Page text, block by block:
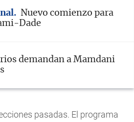
Nuevo comienzo para
Dade
demandan a Mamdani
pasadas. El programa